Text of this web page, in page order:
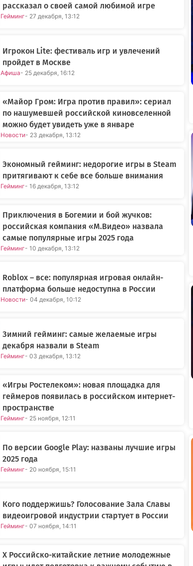
рассказал о своей самой любимой игре
Гейминг- 27 декабря, 13:12
Игрокон Lite: фестиваль игр и увлечений
пройдет в Москве
Афиша- 25 декабря, 16:12
«Майор Гром: Игра против правил»: сериал
по нашумевшей российской киновселенной
можно будет увидеть уже в январе
Новости- 23 декабря, 13:12
Экономный гейминг: недорогие игры в Steam
притягивают к себе все больше внимания
Гейминг- 16 декабря, 13:12
Приключения в Богемии и бой жучков:
российская компания «М.Видео» назвала
самые популярные игры 2025 года
Гейминг- 10 декабря, 13:12
Roblox – все: популярная игровая онлайн-
платформа больше недоступна в России
Новости- 04 декабря, 10:12
Зимний гейминг: самые желаемые игры
декабря назвали в Steam
Гейминг- 03 декабря, 13:12
«Игры Ростелеком»: новая площадка для
геймеров появилась в российском интернет-
пространстве
Гейминг- 25 ноября, 12:11
По версии Google Play: названы лучшие игры
2025 года
Гейминг- 20 ноября, 15:11
Кого поддержишь? Голосование Зала Славы
видеоигровой индустрии стартует в России
Гейминг- 07 ноября, 14:11
X Российско-китайские летние молодежные